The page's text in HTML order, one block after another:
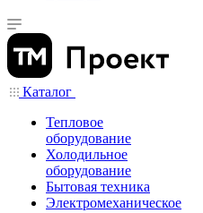
Каталог
Тепловое
оборудование
Холодильное
оборудование
Бытовая техника
Электромеханическое